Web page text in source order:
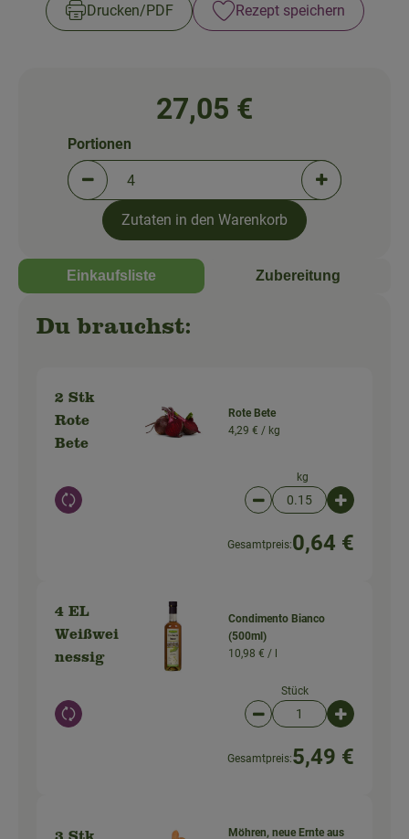
Über uns
Drucken​/​PDF Rezept speichern
27,05 €
Portionen verringern (aktuell 4 Portionen
Portionen
Portionen
Zutaten in den Warenkorb
Einkaufsliste Zubereitung
Du brauchst:
2 Stk
Rote
Bete
Auswahl ändern
Rote Bete
4,29 € / kg
kg
Artikelanzahl
Gesamtpreis:0,64 €
4 EL
Weißwei
nessig
Auswahl ändern
Condimento Bianco
(500ml)
10,98 € / l
Stück
Artikelanzahl
Gesamtpreis:5,49 €
Möhren, neue Ernte aus